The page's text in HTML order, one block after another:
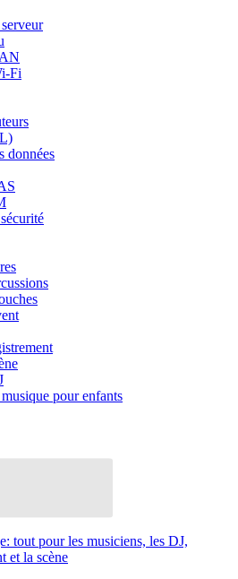
Fi
données
pour enfants
tout pour les musiciens, les DJ,
et la scène